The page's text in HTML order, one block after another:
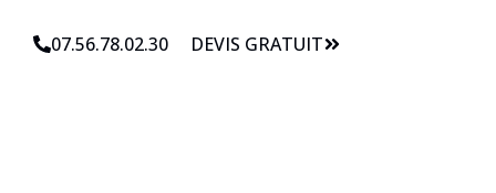
07.56.78.02.30 DEVIS GRATUIT